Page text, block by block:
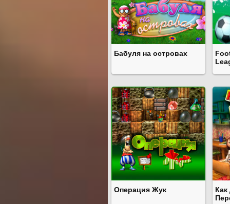
Бабуля на островах
Операция Жук
Как